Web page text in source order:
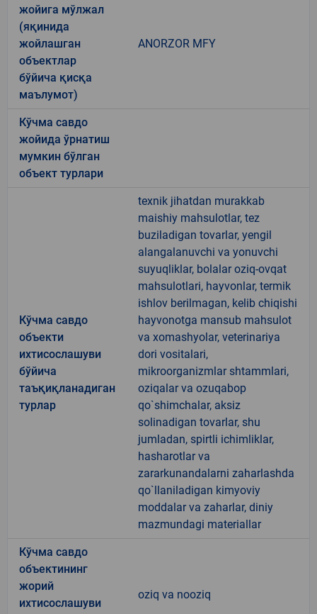
жойига мўлжал
(яқинида
жойлашган
объектлар
бўйича қисқа
маълумот)
ANORZOR MFY
Кўчма савдо
жойида ўрнатиш
мумкин бўлган
объект турлари
Кўчма савдо
объекти
ихтисослашуви
бўйича
таъқиқланадиган
турлар
texnik jihatdan murakkab
maishiy mahsulotlar, tez
buziladigan tovarlar, yengil
alangalanuvchi va yonuvchi
suyuqliklar, bolalar oziq-ovqat
mahsulotlari, hayvonlar, termik
ishlov berilmagan, kelib chiqishi
hayvonotga mansub mahsulot
va xomashyolar, veterinariya
dori vositalari,
mikroorganizmlar shtammlari,
oziqalar va ozuqabop
qo`shimchalar, aksiz
solinadigan tovarlar, shu
jumladan, spirtli ichimliklar,
hasharotlar va
zararkunandalarni zaharlashda
qo`llaniladigan kimyoviy
moddalar va zaharlar, diniy
mazmundagi materiallar
Кўчма савдо
объектининг
жорий
ихтисослашуви
oziq va nooziq